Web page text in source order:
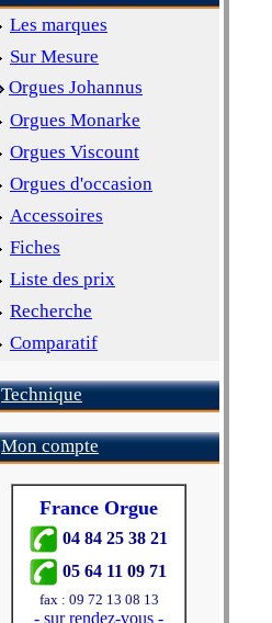
Les marques
Sur Mesure
Orgues Johannus
Orgues Monarke
Orgues Viscount
Orgues d'occasion
Accessoires
Fiches
Liste des prix
Recherche
Comparatif
Technique
Mon compte
France Orgue
04 84 25 38 21
05 64 11 09 71
fax : 09 72 13 08 13
- sur rendez-vous -